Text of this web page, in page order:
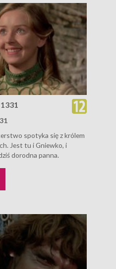
spotyka się z królem
Jest tu i Gniewko, i
dorodna panna.